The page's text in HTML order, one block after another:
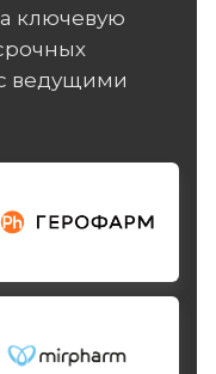
ключевую
ведущими